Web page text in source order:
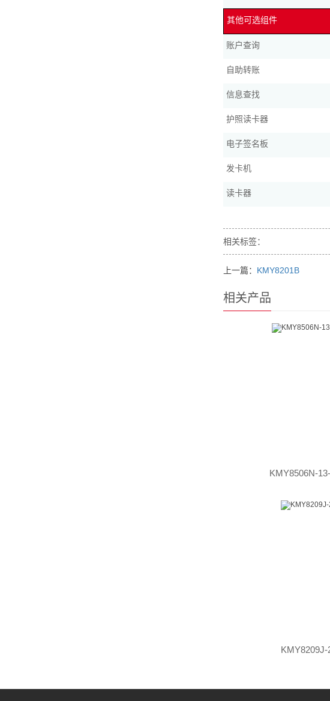
其他可选组件
账户查询
自助转账
信息查找
护照读卡器
电子签名板
发卡机
读卡器
相关标签：
上一篇： KMY8201B
相关产品
KMY8506N-
KMY8209J-